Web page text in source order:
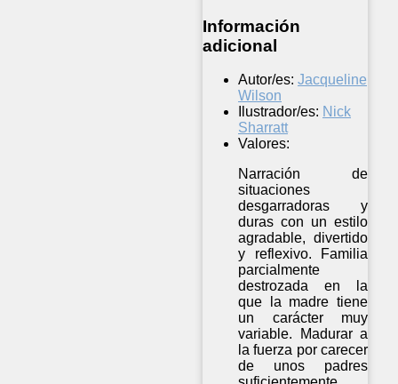
Información
adicional
Autor/es: Jacqueline
Wilson
Ilustrador/es: Nick
Sharratt
Valores:
Narración de
situaciones
desgarradoras y
duras con un estilo
agradable, divertido
y reflexivo. Familia
parcialmente
destrozada en la
que la madre tiene
un carácter muy
variable. Madurar a
la fuerza por carecer
de unos padres